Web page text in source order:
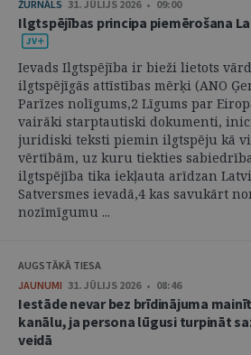
ŽURNĀLS 31. JŪLIJS 2026 • 09:00
Ilgtspējības principa piemērošana
Ievads Ilgtspējība ir bieži lietots
ilgtspējīgās attīstības mērķi (ANO
Parīzes nolīgums,2 Līgums par
vairāki starptautiski dokumenti,
juridiski teksti piemin ilgtspēju kā
vērtībām, uz kuru tiekties
ilgtspējība tika iekļauta arīdzan
Satversmes ievadā,4 kas savukārt
nozīmīgumu ...
AUGSTĀKĀ TIESA
JAUNUMI 31. JŪLIJS 2026 • 08:46
Iestāde nevar bez brīdinājuma
kanālu, ja persona lūgusi turpināt
veidā